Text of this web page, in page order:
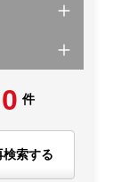
0 件
検索する